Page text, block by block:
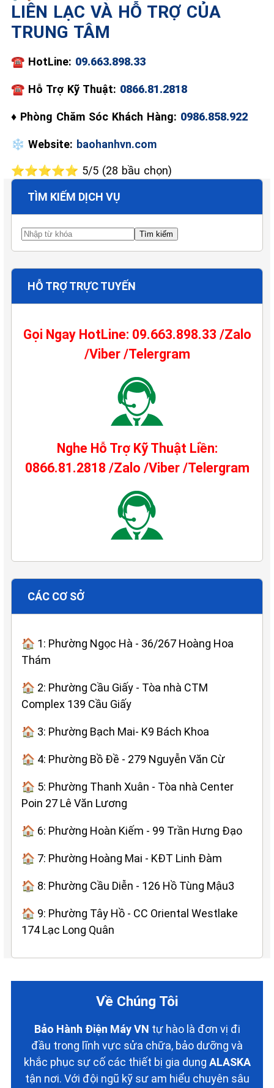
📞 09.663.898.33
LIÊN LẠC VÀ HỖ TRỢ CỦA
TRUNG TÂM
☎️ HotLine: 09.663.898.33
☎ Hỗ Trợ Kỹ Thuật: 0866.81.2818
♦ Phòng Chăm Sóc Khách Hàng: 0986.858.922
❄️ Website: baohanhvn.com
⭐⭐⭐⭐⭐ 5/5 (28 bầu chọn)
TÌM KIẾM DỊCH VỤ
HỖ TRỢ TRỰC TUYẾN
Gọi Ngay HotLine: 09.663.898.33 /Zalo
/Viber /Telergram
Nghe Hỗ Trợ Kỹ Thuật Liền:
0866.81.2818 /Zalo /Viber /Telergram
CÁC CƠ SỞ
🏠 1: Phường Ngọc Hà - 36/267 Hoàng Hoa
Thám
🏠 2: Phường Cầu Giấy - Tòa nhà CTM
Complex 139 Cầu Giấy
🏠 3: Phường Bạch Mai- K9 Bách Khoa
🏠 4: Phường Bồ Đề - 279 Nguyễn Văn Cừ
🏠 5: Phường Thanh Xuân - Tòa nhà Center
Poin 27 Lê Văn Lương
🏠 6: Phường Hoàn Kiếm - 99 Trần Hưng Đạo
🏠 7: Phường Hoàng Mai - KĐT Linh Đàm
🏠 8: Phường Cầu Diễn - 126 Hồ Tùng Mậu3
🏠 9: Phường Tây Hồ - CC Oriental Westlake
174 Lạc Long Quân
Về Chúng Tôi
Bảo Hành Điện Máy VN tự hào là đơn vị đi
đầu trong lĩnh vực sửa chữa, bảo dưỡng và
khắc phục sự cố các thiết bị gia dụng ALASKA
tận nơi. Với đội ngũ kỹ sư am hiểu chuyên sâu